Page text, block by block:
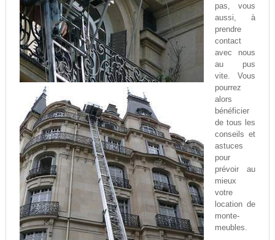
pas, vous
aussi, à
prendre
contact
avec nous
au pus
vite. Vous
pourrez
alors
bénéficier
de tous les
conseils et
astuces
pour
prévoir au
mieux
votre
location de
monte-
meubles.